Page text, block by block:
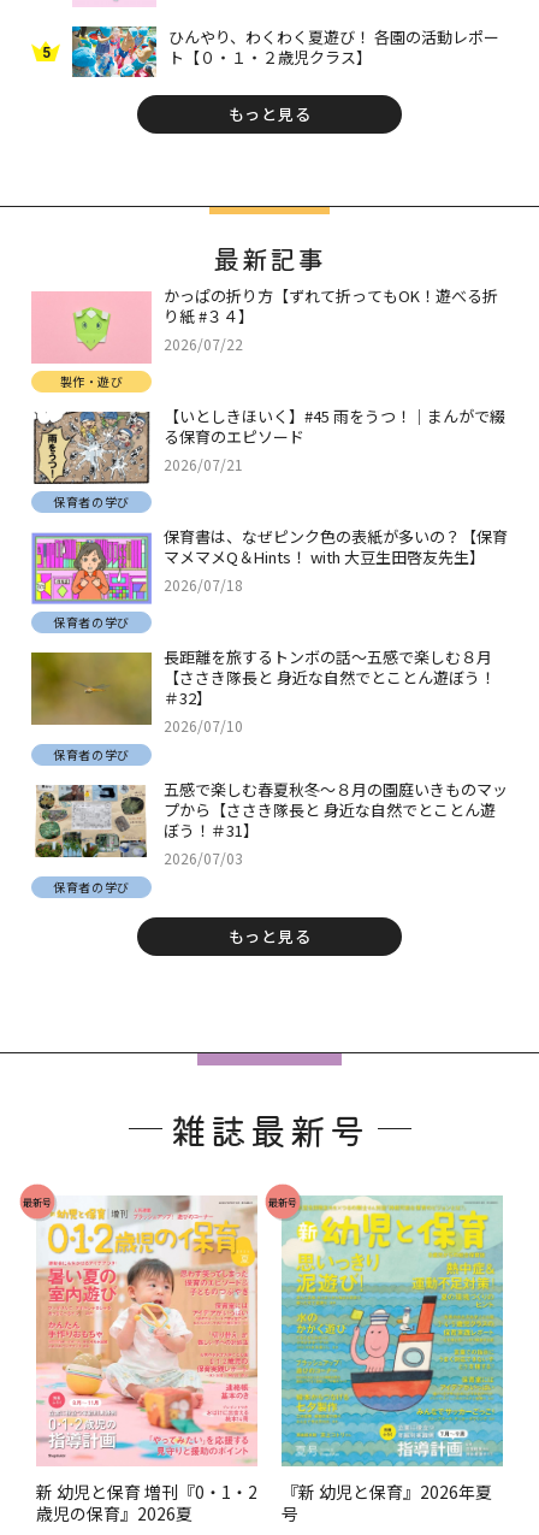
5
ひんやり、わくわく夏遊び！ 各園の活動レポー
ト【０・１・２歳児クラス】
もっと見る
最新記事
かっぱの折り方【ずれて折ってもOK！遊べる折
り紙 #３４】
2026/07/22
製作・遊び
【いとしきほいく】#45 雨をうつ！｜まんがで綴
る保育のエピソード
2026/07/21
保育者の学び
保育書は、なぜピンク色の表紙が多いの？【保育
マメマメQ＆Hints！ with 大豆生田啓友先生】
2026/07/18
保育者の学び
長距離を旅するトンボの話～五感で楽しむ８月
【ささき隊長と 身近な自然でとことん遊ぼう！
＃32】
2026/07/10
保育者の学び
五感で楽しむ春夏秋冬～８月の園庭いきものマッ
プから【ささき隊長と 身近な自然でとことん遊
ぼう！＃31】
2026/07/03
保育者の学び
もっと見る
雑誌最新号
最新号
新 幼児と保育 増刊『0・1・2
歳児の保育』2026夏
最新号
『新 幼児と保育』2026年夏
号